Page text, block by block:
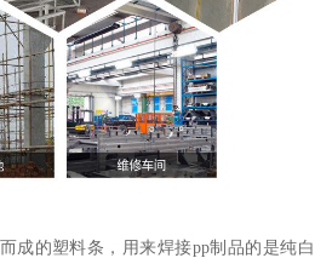
成的塑料条，用来焊接pp制品的是纯白